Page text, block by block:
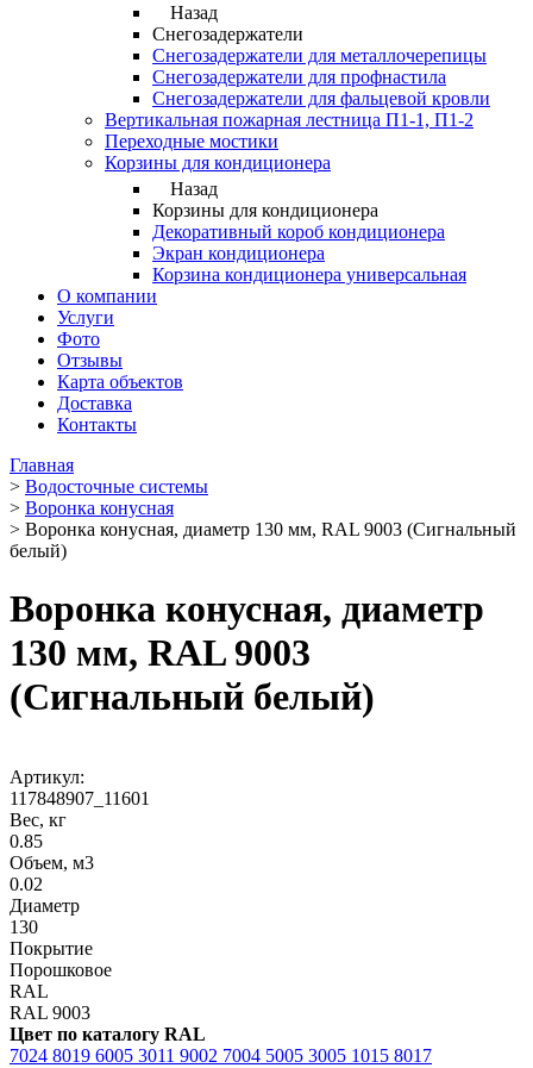
Назад
Снегозадержатели
Снегозадержатели для металлочерепицы
Снегозадержатели для профнастила
Снегозадержатели для фальцевой кровли
Вертикальная пожарная лестница П1-1, П1-2
Переходные мостики
Корзины для кондиционера
Назад
Корзины для кондиционера
Декоративный короб кондиционера
Экран кондиционера
Корзина кондиционера универсальная
О компании
Услуги
Фото
Отзывы
Карта объектов
Доставка
Контакты
Главная
> Водосточные системы
> Воронка конусная
> Воронка конусная, диаметр 130 мм, RAL 9003 (Сигнальный
белый)
Воронка конусная, диаметр
130 мм, RAL 9003
(Сигнальный белый)
Артикул:
117848907_11601
Вес, кг
0.85
Объем, м3
0.02
Диаметр
130
Покрытие
Порошковое
RAL
RAL 9003
Цвет по каталогу RAL
7024 8019 6005 3011 9002 7004 5005 3005 1015 8017